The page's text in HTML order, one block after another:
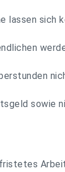
lassen sich
sowie